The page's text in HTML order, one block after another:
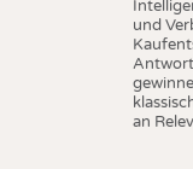
und
an